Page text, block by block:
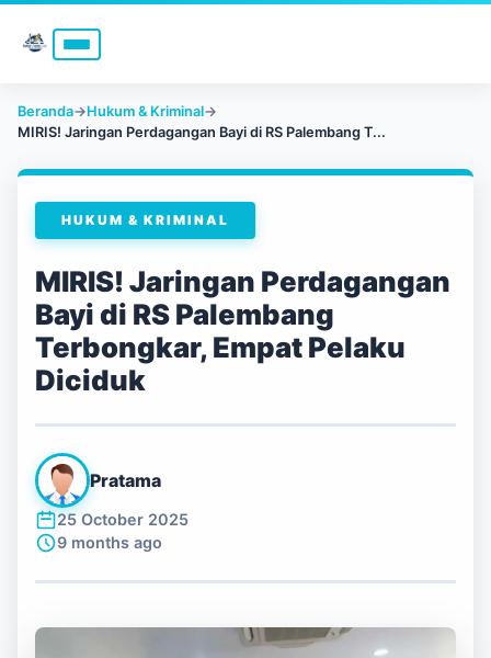
Beranda→Hukum & Kriminal→
MIRIS! Jaringan Perdagangan Bayi di RS Palembang T...
HUKUM & KRIMINAL
MIRIS! Jaringan Perdagangan
Bayi di RS Palembang
Terbongkar, Empat Pelaku
Diciduk
Pratama
25 October 2025
9 months ago